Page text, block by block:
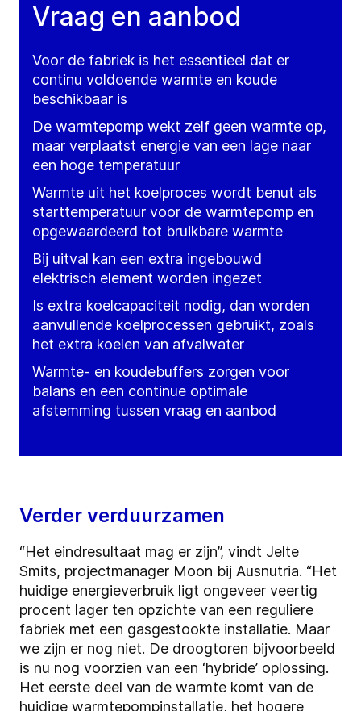
Vraag en aanbod
Voor de fabriek is het essentieel dat er
continu voldoende warmte en koude
beschikbaar is
De warmtepomp wekt zelf geen warmte op,
maar verplaatst energie van een lage naar
een hoge temperatuur
Warmte uit het koelproces wordt benut als
starttemperatuur voor de warmtepomp en
opgewaardeerd tot bruikbare warmte
Bij uitval kan een extra ingebouwd
elektrisch element worden ingezet
Is extra koelcapaciteit nodig, dan worden
aanvullende koelprocessen gebruikt, zoals
het extra koelen van afvalwater
Warmte- en koudebuffers zorgen voor
balans en een continue optimale
afstemming tussen vraag en aanbod
Verder verduurzamen
“Het eindresultaat mag er zijn”, vindt Jelte
Smits, projectmanager Moon bij Ausnutria. “Het
huidige energieverbruik ligt ongeveer veertig
procent lager ten opzichte van een reguliere
fabriek met een gasgestookte installatie. Maar
we zijn er nog niet. De droogtoren bijvoorbeeld
is nu nog voorzien van een ‘hybride’ oplossing.
Het eerste deel van de warmte komt van de
huidige warmtepompinstallatie, het hogere